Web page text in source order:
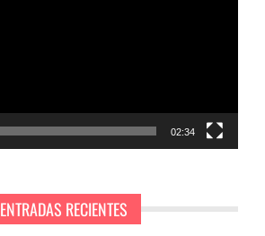
02:34
ENTRADAS RECIENTES